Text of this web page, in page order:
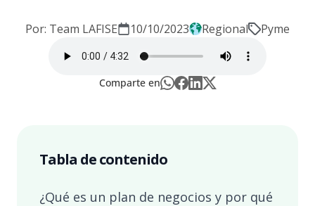
Por: Team LAFISE 10/10/2023 Regional Pyme
Comparte en
Tabla de contenido
¿Qué es un plan de negocios y por qué